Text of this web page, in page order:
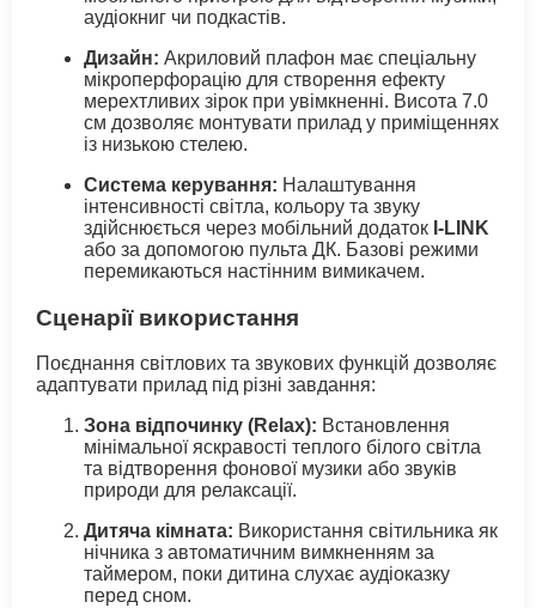
аудіокниг чи подкастів.
Дизайн: Акриловий плафон має спеціальну
мікроперфорацію для створення ефекту
мерехтливих зірок при увімкненні. Висота 7.0
см дозволяє монтувати прилад у приміщеннях
із низькою стелею.
Система керування: Налаштування
інтенсивності світла, кольору та звуку
здійснюється через мобільний додаток I-LINK
або за допомогою пульта ДК. Базові режими
перемикаються настінним вимикачем.
Сценарії використання
Поєднання світлових та звукових функцій дозволяє
адаптувати прилад під різні завдання:
Зона відпочинку (Relax): Встановлення
мінімальної яскравості теплого білого світла
та відтворення фонової музики або звуків
природи для релаксації.
Дитяча кімната: Використання світильника як
нічника з автоматичним вимкненням за
таймером, поки дитина слухає аудіоказку
перед сном.